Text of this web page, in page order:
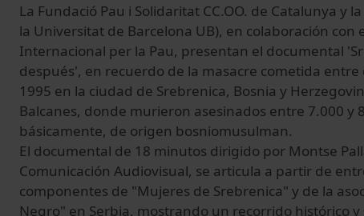
La Fundació Pau i Solidaritat CC.OO. de Catalunya y
la Universitat de Barcelona UB), en colaboración con
Internacional per la Pau, presentan el documental '
después', en recuerdo de la masacre cometida entre
1995 en la ciudad de Srebrenica, Bosnia y
Balcanes, donde murieron asesinados entre 7.000 y
básicamente, de origen bosniomusulman.
El documental de 18 minutos dirigido por Montse
Comunicación Audiovisual, se articula a partir de
componentes de "Mujeres de Srebrenica" y de la
Negro" en Serbia, mostrando un recorrido histórico y